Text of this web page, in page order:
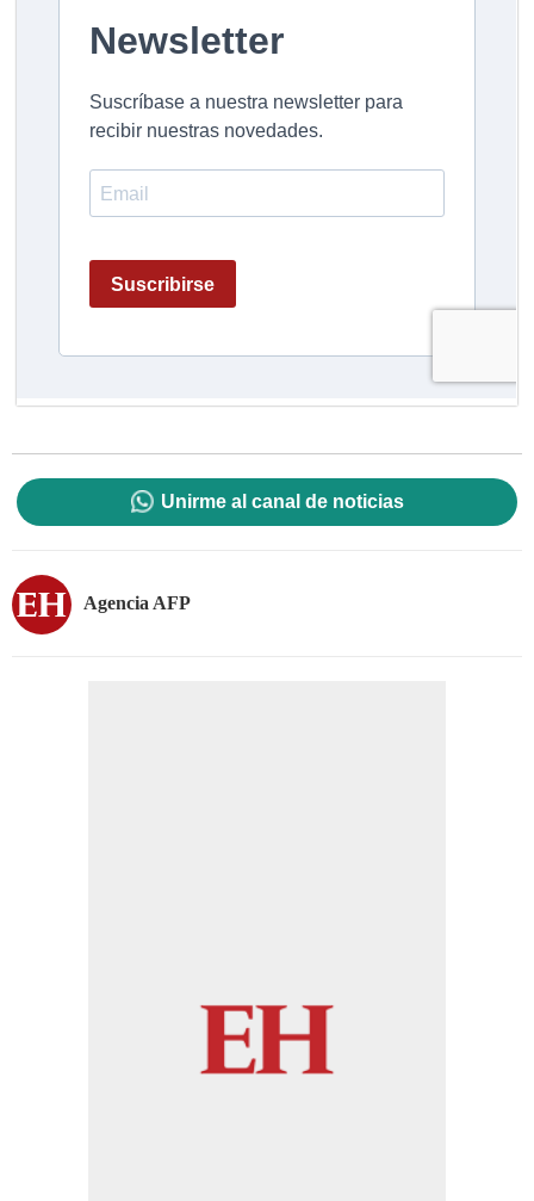
Unirme al canal de noticias
Agencia AFP